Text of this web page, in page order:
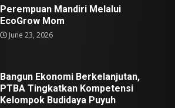
Perempuan Mandiri Melalui
EcoGrow Mom
June 23, 2026
Bangun Ekonomi Berkelanjutan,
PTBA Tingkatkan Kompetensi
Kelompok Budidaya Puyuh